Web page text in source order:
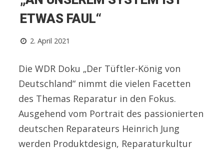
ETWAS FAUL“
2. April 2021
Die WDR Doku „Der Tüftler-König von
Deutschland“ nimmt die vielen Facetten
des Themas Reparatur in den Fokus.
Ausgehend vom Portrait des passionierten
deutschen Reparateurs Heinrich Jung
werden Produktdesign, Reparaturkultur